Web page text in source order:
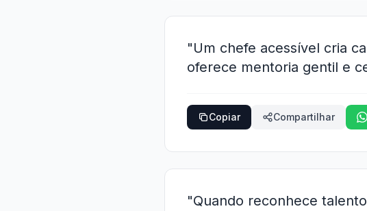
"Um chefe acessível cria
oferece mentoria gentil e
Copiar Compartilhar
"Quando reconhece